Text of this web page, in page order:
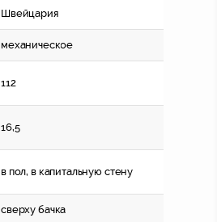
Швейцария
механическое
112
16,5
в пол, в капитальную стену
сверху бачка